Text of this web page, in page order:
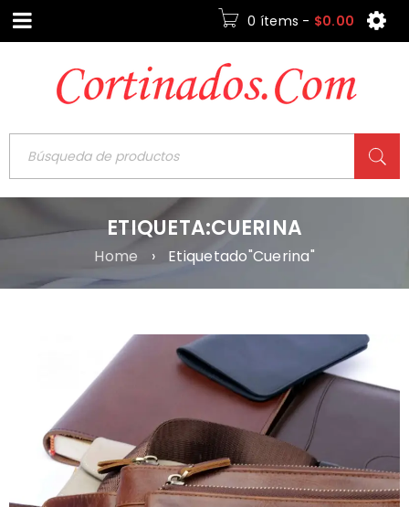
0 ítems - $0.00
ETIQUETA:CUERINA
Home › Etiquetado"Cuerina"